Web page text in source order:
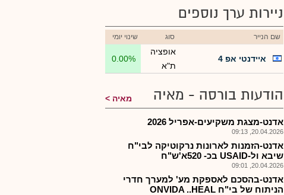
ניירות ערך נוספים
שם הנייר סוג שינוי יומי
איידנטי אפ 4
אופציה
ת"א
0.00%
הודעות בורסה - מאיה מאיה
אדנט-מצגת משקיעים-אפריל 2026
20.04.2026, 09:13
אדנט-הזמנות לארונות נרקוטיקה לבי"ח
שיבא ול-USAID בכ- 520א'ש"ח
20.04.2026, 09:01
אדנט-בהסכם לאספקת מע' למערך חדרי
הניתוח של בי"ח ONVIDA ..HEAL